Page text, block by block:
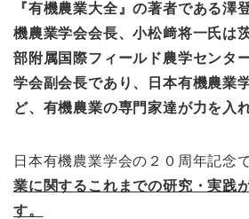
『有機農業大全』の著者である澤
機農業学会会長、小松﨑将一氏は
部附属国際フィールド農学センタ
学会副会長であり、日本有機農業
ど、有機農業の専門家達が力を入
日本有機農業学会の２０周年記念
業に関するこれまでの研究・実践
す。